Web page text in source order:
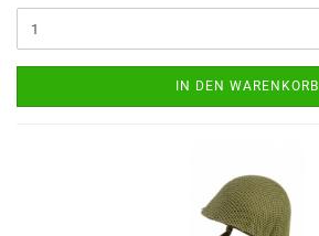
IN DEN WARENKORB